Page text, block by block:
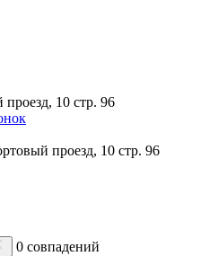
10 стр. 96
проезд, 10 стр. 96
0 совпадений